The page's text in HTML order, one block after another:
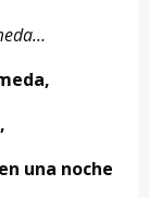
una noche